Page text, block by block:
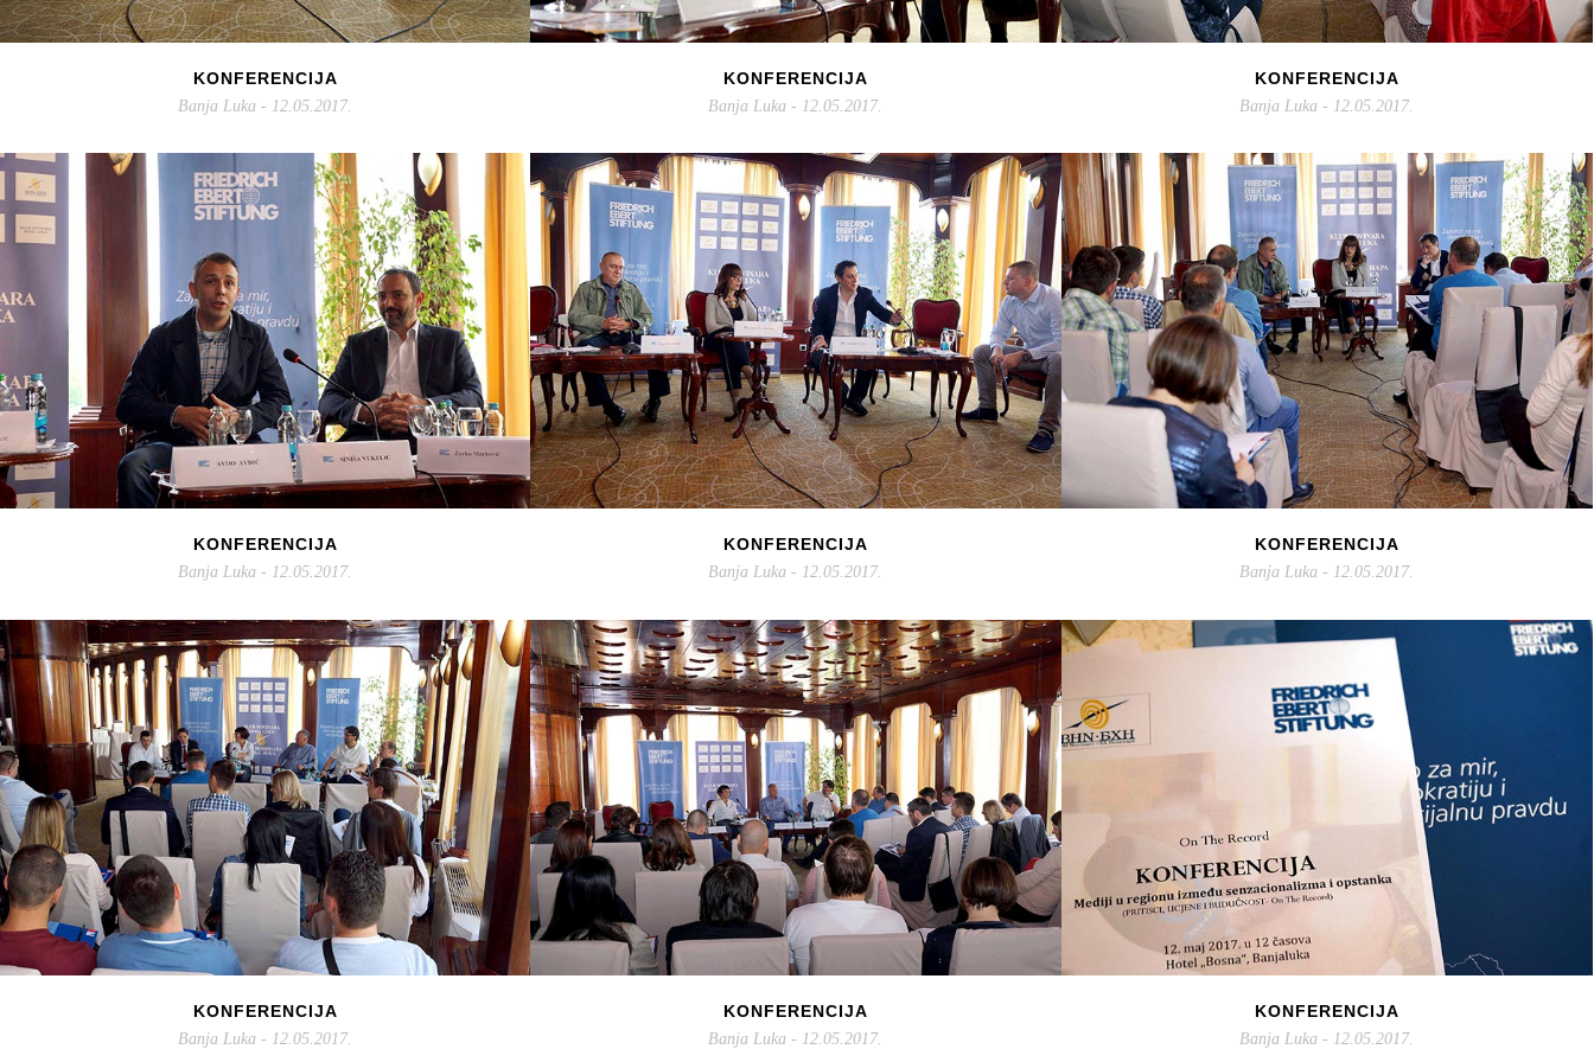
KONFERENCIJA
Banja Luka - 12.05.2017.
KONFERENCIJA
Banja Luka - 12.05.2017.
KONFERENCIJA
Banja Luka - 12.05.2017.
KONFERENCIJA
Banja Luka - 12.05.2017.
KONFERENCIJA
Banja Luka - 12.05.2017.
KONFERENCIJA
Banja Luka - 12.05.2017.
KONFERENCIJA
Banja Luka - 12.05.2017.
KONFERENCIJA
Banja Luka - 12.05.2017.
KONFERENCIJA
Banja Luka - 12.05.2017.